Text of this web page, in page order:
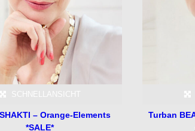
SCHNELLANSICHT
– Orange-Elements
*SALE*
Turban